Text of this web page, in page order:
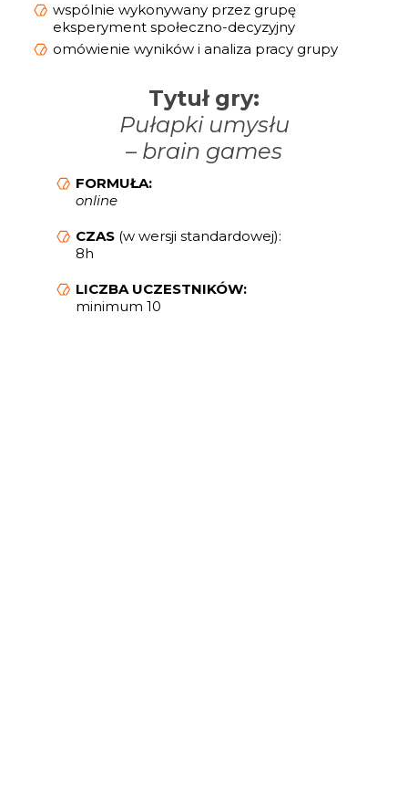
wspólnie wykonywany przez grupę
eksperyment społeczno-decyzyjny
omówienie wyników i analiza pracy grupy
Tytuł gry:
Pułapki umysłu
– brain games
FORMUŁA:
online
CZAS (w wersji standardowej):
8h
LICZBA UCZESTNIKÓW:
minimum 10